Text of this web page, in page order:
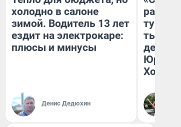
холодно в салоне
зимой. Водитель 13 лет
ездит на электрокаре:
плюсы и минусы
Денис Дедюхин
тысяч,
день